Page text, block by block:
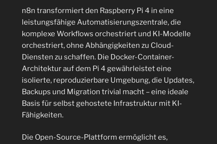
n8n transformiert den Raspberry Pi 4 in eine
leistungsfähige Automatisierungszentrale, die
komplexe Workflows orchestriert und KI-Modelle
orchestriert, ohne Abhängigkeiten zu Cloud-
Diensten zu schaffen. Die Docker-Container-
Architektur auf dem Pi 4 gewährleistet eine
isolierte, reproduzierbare Umgebung, die Updates,
Backups und Migration trivial macht – eine ideale
Basis für selbst gehostete Infrastruktur mit KI-
Fähigkeiten.
Die Open-Source-Plattform ermöglicht es,